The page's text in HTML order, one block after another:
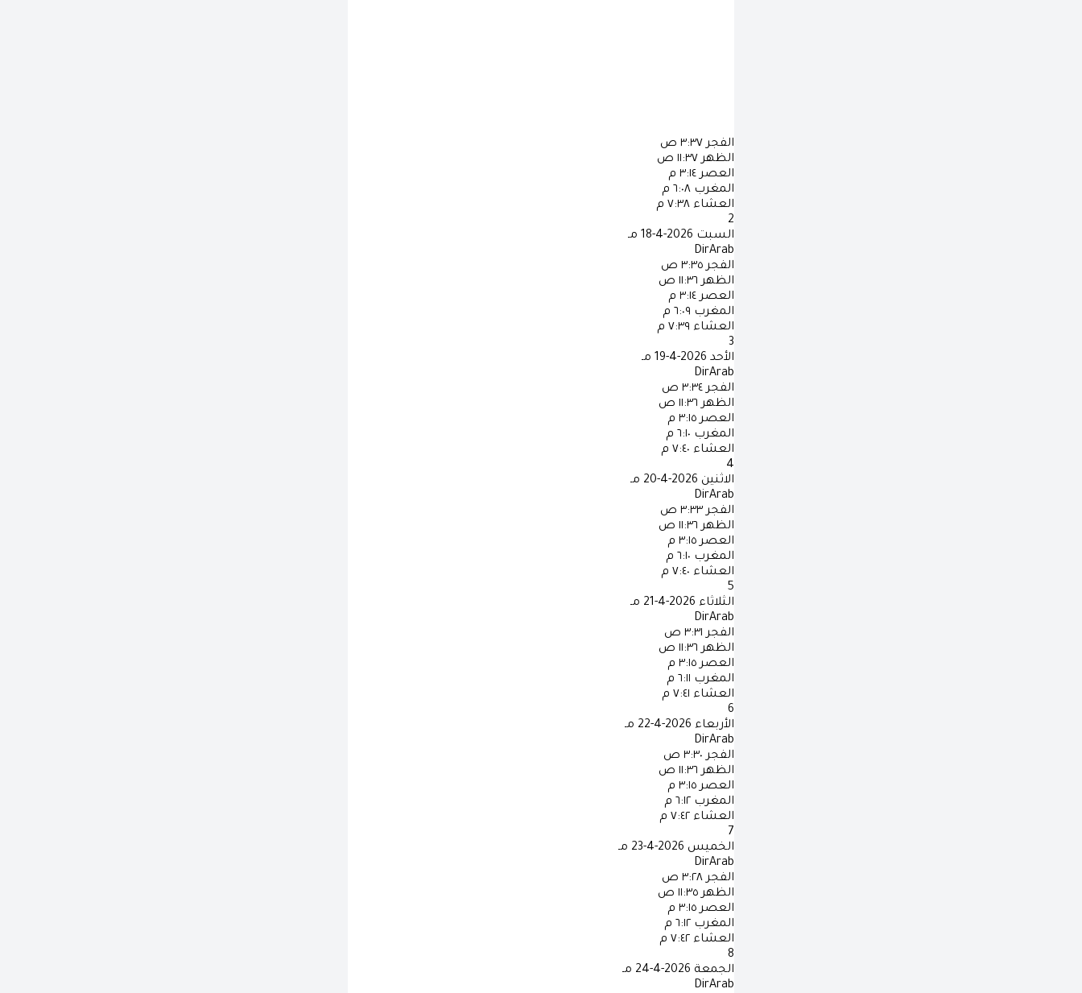
الفجر ٣:٣٧ ص
الظهر ١١:٣٧ ص
العصر ٣:١٤ م
المغرب ٦:٠٨ م
العشاء ٧:٣٨ م
2
السبت 2026-4-18 مـ
DirArab
الفجر ٣:٣٥ ص
الظهر ١١:٣٦ ص
العصر ٣:١٤ م
المغرب ٦:٠٩ م
العشاء ٧:٣٩ م
3
الأحد 2026-4-19 مـ
DirArab
الفجر ٣:٣٤ ص
الظهر ١١:٣٦ ص
العصر ٣:١٥ م
المغرب ٦:١٠ م
العشاء ٧:٤٠ م
4
الاثنين 2026-4-20 مـ
DirArab
الفجر ٣:٣٣ ص
الظهر ١١:٣٦ ص
العصر ٣:١٥ م
المغرب ٦:١٠ م
العشاء ٧:٤٠ م
5
الثلاثاء 2026-4-21 مـ
DirArab
الفجر ٣:٣١ ص
الظهر ١١:٣٦ ص
العصر ٣:١٥ م
المغرب ٦:١١ م
العشاء ٧:٤١ م
6
الأربعاء 2026-4-22 مـ
DirArab
الفجر ٣:٣٠ ص
الظهر ١١:٣٦ ص
العصر ٣:١٥ م
المغرب ٦:١٢ م
العشاء ٧:٤٢ م
7
الخميس 2026-4-23 مـ
DirArab
الفجر ٣:٢٨ ص
الظهر ١١:٣٥ ص
العصر ٣:١٥ م
المغرب ٦:١٢ م
العشاء ٧:٤٢ م
8
الجمعة 2026-4-24 مـ
DirArab